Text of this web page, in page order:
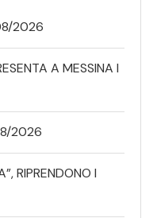
2026
A MESSINA I
2026
RIPRENDONO I